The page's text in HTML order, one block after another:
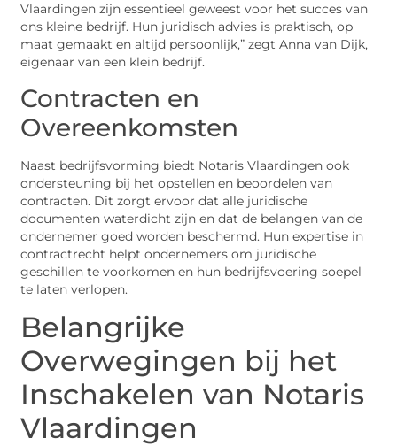
Vlaardingen zijn essentieel geweest voor het succes van
ons kleine bedrijf. Hun juridisch advies is praktisch, op
maat gemaakt en altijd persoonlijk,” zegt Anna van Dijk,
eigenaar van een klein bedrijf.
Contracten en
Overeenkomsten
Naast bedrijfsvorming biedt Notaris Vlaardingen ook
ondersteuning bij het opstellen en beoordelen van
contracten. Dit zorgt ervoor dat alle juridische
documenten waterdicht zijn en dat de belangen van de
ondernemer goed worden beschermd. Hun expertise in
contractrecht helpt ondernemers om juridische
geschillen te voorkomen en hun bedrijfsvoering soepel
te laten verlopen.
Belangrijke
Overwegingen bij het
Inschakelen van Notaris
Vlaardingen